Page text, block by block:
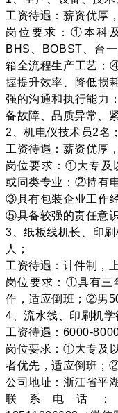
工资待遇：薪资优厚
岗位要求：①本科
BHS、
BOBST 、台
箱全流程生产工艺；
握提升效率、降低损
强的沟通和执行能力
备故障、品质异常、
2、机电仪技术员2名；
工资待遇：薪资优厚
岗位要求：①大专及
或同类专业；②持有
③具有包装企业工作
⑤具备较强的责任意
3、纸板线机长、印
人；
工资待遇：计件制，
岗位要求：①具有三
作，适应倒班；②男
4、流水线、印刷机学
工资待遇：6000-8000
岗位要求：①大专及
者优先，适应倒班；
公司地址：浙江省平
联系电话：